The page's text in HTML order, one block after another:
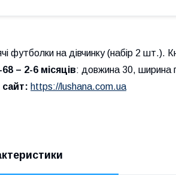
футболки на дівчинку (набір 2 шт.).
– 2-6 місяців: довжина 30, ширина
https://lushana.com.ua